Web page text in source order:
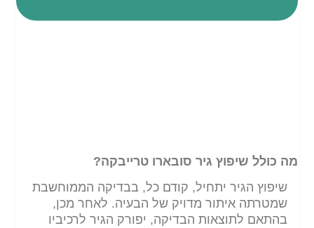
מה כולל שיפוץ גיר סובארו טרייבקה?
שיפוץ הגיר יתחיל, קודם כל, בבדיקה הממוחשבת
שמטרתה איתור מדויק של הבעיה. לאחר מכן,
בהתאם לתוצאות הבדיקה, יפורק הגיר לרכיביו